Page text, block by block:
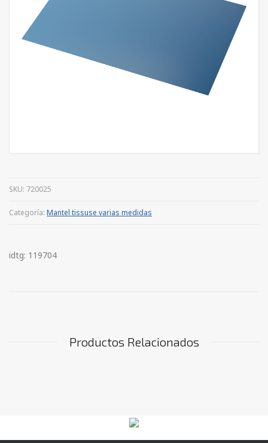
SKU: 720025
Categoría: Mantel tissuse varias medidas
idtg: 119704
Productos Relacionados